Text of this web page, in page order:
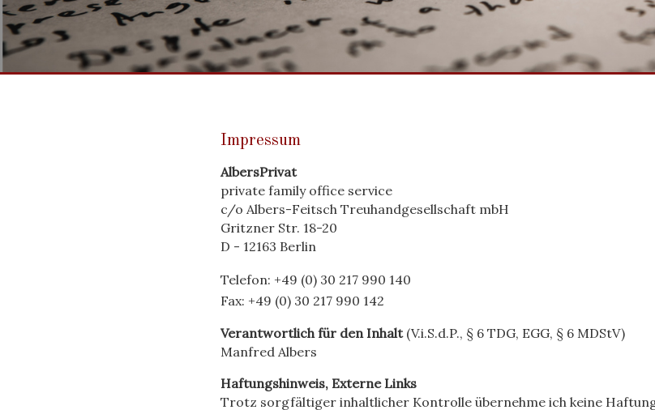
Impressum
AlbersPrivat
private family office service
c/o Albers-Feitsch Treuhandgesellschaft mbH
Gritzner Str. 18-20
D - 12163 Berlin
Telefon: +49 (0) 30 217 990 140
Fax: +49 (0) 30 217 990 142
Verantwortlich für den Inhalt(V.i.S.d.P., § 6 TDG, EGG, § 6 MDStV)
Manfred Albers
Haftungshinweis, Externe Links
Trotz sorgfältiger inhaltlicher Kontrolle übernehme ich keine